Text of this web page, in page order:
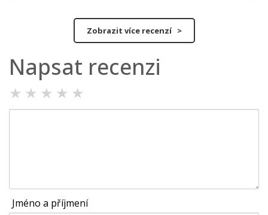
Zobrazit více recenzí >
Napsat recenzi
★ ★ ★ ★ ★
Jméno a příjmení